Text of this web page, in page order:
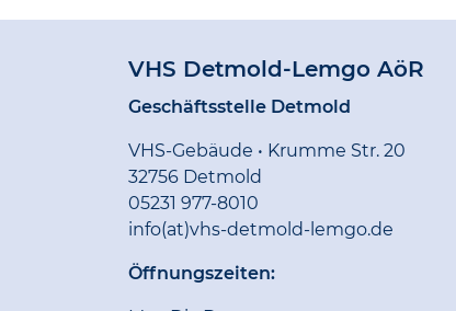
VHS Detmold-Lemgo AöR
Geschäftsstelle Detmold
VHS-Gebäude • Krumme Str. 20
32756 Detmold
05231 977-8010
info(at)vhs-detmold-lemgo.de
Öffnungszeiten: